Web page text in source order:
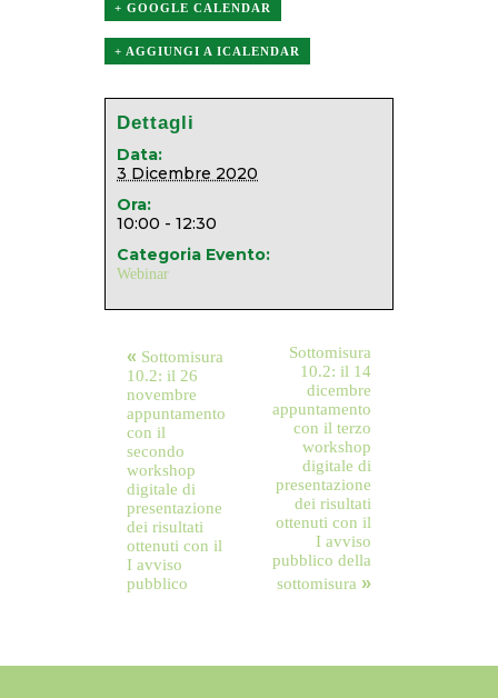
+ GOOGLE CALENDAR
+ AGGIUNGI A ICALENDAR
Dettagli
Data:
3 Dicembre 2020
Ora:
10:00 - 12:30
Categoria Evento:
Webinar
« Sottomisura
10.2: il 26
novembre
appuntamento
con il
secondo
workshop
digitale di
presentazione
dei risultati
ottenuti con il
I avviso
pubblico
Sottomisura
10.2: il 14
dicembre
appuntamento
con il terzo
workshop
digitale di
presentazione
dei risultati
ottenuti con il
I avviso
pubblico della
sottomisura »